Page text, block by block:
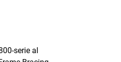
serie al